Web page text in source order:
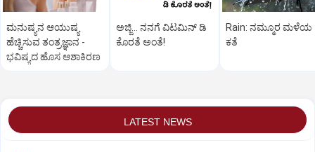
ಮನುಷ್ಯನ ಆಯುಷ್ಯ
ಹೆಚ್ಚಿಸುವ ತಂತ್ರಜ್ಞಾನ ­
ಭವಿಷ್ಯದ ಹೊಸ ಆಶಾಕಿರಣ
ಅಜ್ಜಿ... ನನಗೆ ವಿಟಮಿನ್‌ ಡಿ
ಕೊರತೆ ಅಂತೆ!
Rain: ನಮ್ಮೂರ ಮಳೆಯ
ಕತೆ
LATEST NEWS